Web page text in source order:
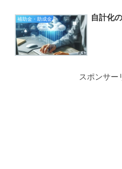
補助金・助成金 自計化
スポンサー